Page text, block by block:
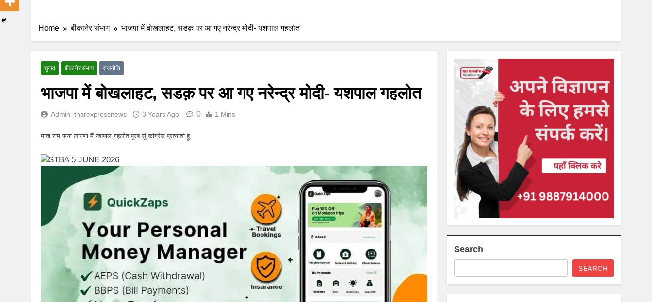
Home बीकानेर संभाग भाजपा में बोखलाहट, सडक़ पर आ गए नरेन्द्र मोदी- यशपाल गहलोत
चुनाव बीकानेर संभाग राजनीति
भाजपा में बोखलाहट, सडक़ पर आ गए नरेन्द्र मोदी- यशपाल गहलोत
Admin_tharexpressnews 3 Years Ago 0 1 Mins
माता राम पग्या लागणा मैं यशपाल गहलोत पूरब सूं कांग्रेस प्रत्याशी हूं,
Search
SEARCH